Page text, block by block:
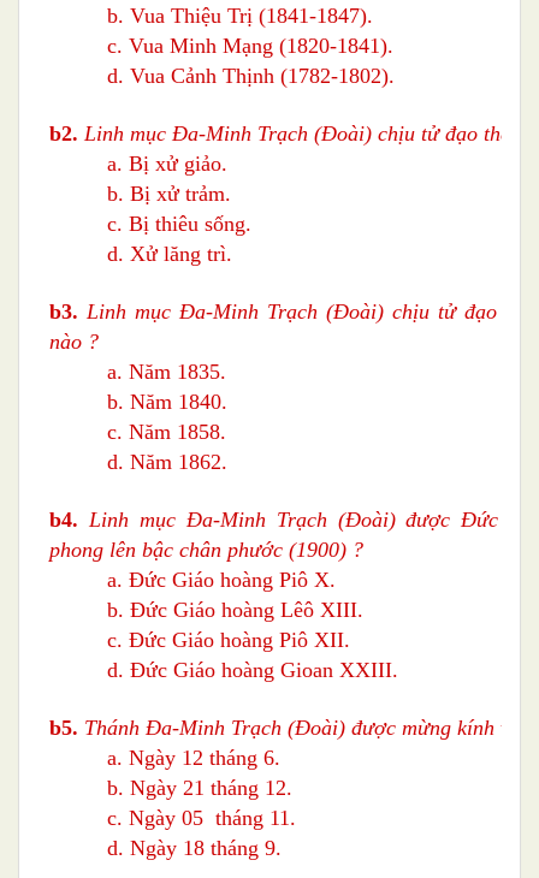
b. Vua Thiệu Trị (1841-1847).
c. Vua Minh Mạng (1820-1841).
d. Vua Cảnh Thịnh (1782-1802).
b2. Linh mục Ða-Minh Trạch (Ðoài) chịu tử đạo thế
a. Bị xử giảo.
b. Bị xử trảm.
c. Bị thiêu sống.
d. Xử lăng trì.
b3. Linh mục Ða-Minh Trạch (Ðoài) chịu tử đạo tại
nào ?
a. Năm 1835.
b. Năm 1840.
c. Năm 1858.
d. Năm 1862.
b4. Linh mục Ða-Minh Trạch (Ðoài) được Đức
phong lên bậc chân phước (1900) ?
a. Đức Giáo hoàng Piô X.
b. Đức Giáo hoàng Lêô XIII.
c. Đức Giáo hoàng Piô XII.
d. Đức Giáo hoàng Gioan XXIII.
b5. Thánh Ða-Minh Trạch (Ðoài) được mừng kính vào
a. Ngày 12 tháng 6.
b. Ngày 21 tháng 12.
c. Ngày 05 tháng 11.
d. Ngày 18 tháng 9.